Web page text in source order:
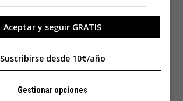
Aceptar y seguir GRATIS
Suscribirse desde 10€/año
Gestionar opciones